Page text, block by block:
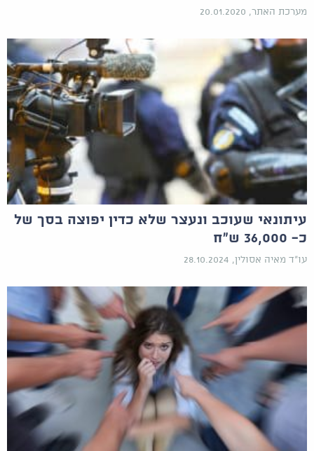
מערכת האתר, 20.01.2020
עיתונאי שעוכב ונעצר שלא כדין יפוצה בסך של
כ- 36,000 ש"ח
עו"ד מאיה אסולין, 28.10.2024